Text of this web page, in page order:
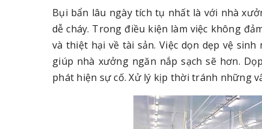
Bụi bẩn lâu ngày tích tụ nhất là với nhà
dễ cháy. Trong điều kiện làm việc không
và thiệt hại về tài sản. Việc dọn dẹp vệ
giúp nhà xưởng ngăn nắp sạch sẽ hơn.
phát hiện sự cố. Xử lý kịp thời tránh những